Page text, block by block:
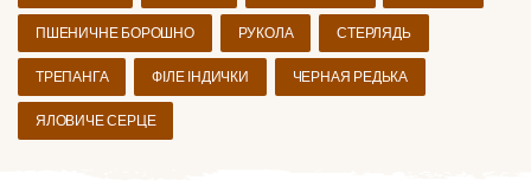
ПШЕНИЧНЕ БОРОШНО РУКОЛА СТЕРЛЯДЬ
ТРЕПАНГА ФІЛЕ ІНДИЧКИ ЧЕРНАЯ РЕДЬКА
ЯЛОВИЧЕ СЕРЦЕ